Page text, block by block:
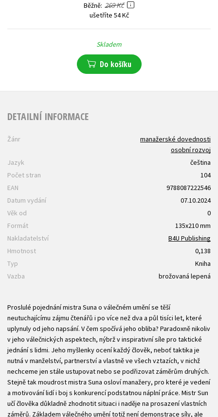
Běžně 269 Kč
ušetříte 54 Kč
Skladem
Do košíku
DETAILNÍ INFORMACE
Žánr
manažerské dovednosti
osobní rozvoj
Jazyk
čeština
Počet stran
104
EAN
9788087222546
Datum vydání
07.10.2024
Věk od
0
Formát
135x210 mm
Nakladatelství
B4U Publishing
Hmotnost
0,138
Typ
Kniha
Vazba
brožovaná lepená
Proslulé pojednání mistra Suna o válečném umění se těší
neutuchajícímu zájmu čtenářů i po více než dva a půl tisíci let, které
uplynuly od jeho napsání. V čem spočívá jeho obliba? Paradoxně nikoliv
v jeho válečnických aspektech, nýbrž v inspirativní síle pro taktické
jednání s lidmi. Jeho myšlenky ocení každý člověk, neboť taktika je
nutná v manželství, partnerství a vlastně ve všech vztazích, v nichž
nechceme jen stále ustupovat nebo se podřizovat záměrům druhých.
Stejně tak moudrost mistra Suna osloví manažery, pro které je vedení
a motivování lidí i boj s konkurencí podstatnou náplní práce. Mistr Sun
učí člověka důkladně zhodnotit situaci i naděje na prosazení vlastních
záměrů. Základem válečného umění totiž není demonstrace síly, ale